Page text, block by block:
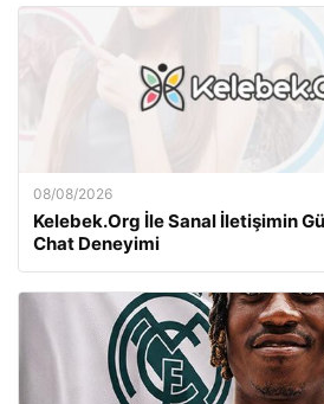
08/08/2026
Kelebek.Org İle Sanal İletişimin
Chat Deneyimi